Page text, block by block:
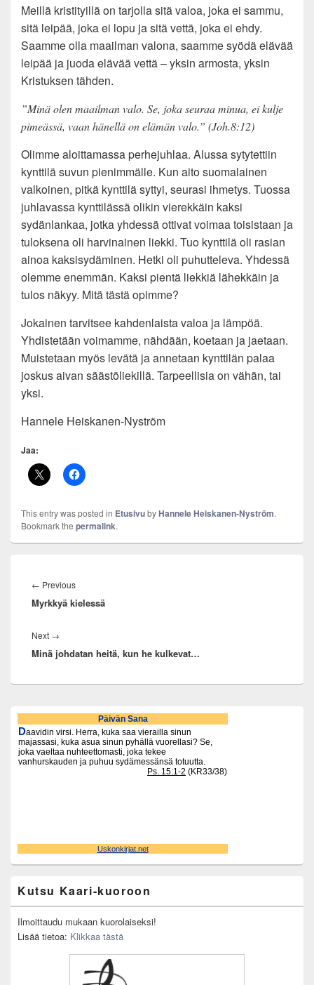
Meillä kristityillä on tarjolla sitä valoa, joka ei sammu,
sitä leipää, joka ei lopu ja sitä vettä, joka ei ehdy.
Saamme olla maailman valona, saamme syödä elävää
leipää ja juoda elävää vettä – yksin armosta, yksin
Kristuksen tähden.
”Minä olen maailman valo. Se, joka seuraa minua, ei kulje
pimeässä, vaan hänellä on elämän valo.” (Joh.8:12)
Olimme aloittamassa perhejuhlaa. Alussa sytytettiin
kynttilä suvun pienimmälle. Kun aito suomalainen
valkoinen, pitkä kynttilä syttyi, seurasi ihmetys. Tuossa
juhlavassa kynttilässä olikin vierekkäin kaksi
sydänlankaa, jotka yhdessä ottivat voimaa toisistaan ja
tuloksena oli harvinainen liekki. Tuo kynttilä oli rasian
ainoa kaksisydäminen. Hetki oli puhutteleva. Yhdessä
olemme enemmän. Kaksi pientä liekkiä lähekkäin ja
tulos näkyy. Mitä tästä opimme?
Jokainen tarvitsee kahdenlaista valoa ja lämpöä.
Yhdistetään voimamme, nähdään, koetaan ja jaetaan.
Muistetaan myös levätä ja annetaan kynttilän palaa
joskus aivan säästöliekillä. Tarpeellisia on vähän, tai
yksi.
Hannele Heiskanen-Nyström
Jaa:
This entry was posted in EtusivubyHannele Heiskanen-Nyström.
Bookmark the permalink.
selaus
← PreviousPrevious
post:
Myrkkyä kielessä
Next →
post:
Minä johdatan heitä, kun he kulkevat…
Primary
Sidebar
Widget
Area
Kutsu Kaari-kuoroon
Ilmoittaudu mukaan kuorolaiseksi!
Lisää tietoa: Klikkaa tästä